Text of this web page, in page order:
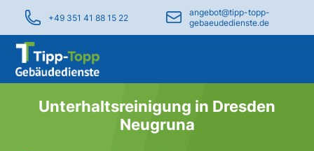
+49 351 41 88 15 22
angebot@tipp-topp-
gebaeudedienste.de
Unterhaltsreinigung in Dresden
Neugruna